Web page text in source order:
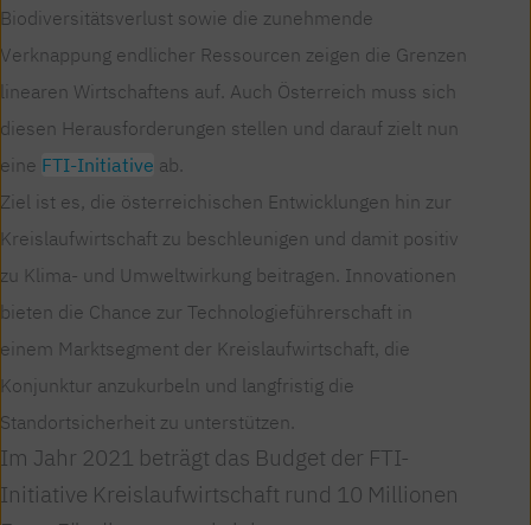
Biodiversitätsverlust sowie die zunehmende
Verknappung endlicher Ressourcen zeigen die Grenzen
linearen Wirtschaftens auf. Auch Österreich muss sich
diesen Herausforderungen stellen und darauf zielt nun
eine FTI-Initiative ab.
Ziel ist es, die österreichischen Entwicklungen hin zur
Kreislaufwirtschaft zu beschleunigen und damit positiv
zu Klima- und Umweltwirkung beitragen. Innovationen
bieten die Chance zur Technologieführerschaft in
einem Marktsegment der Kreislaufwirtschaft, die
Konjunktur anzukurbeln und langfristig die
Standortsicherheit zu unterstützen.
Im Jahr 2021 beträgt das Budget der FTI-
Initiative Kreislaufwirtschaft rund 10 Millionen